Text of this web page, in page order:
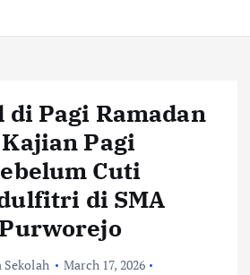
di Pagi Ramadan
Pagi
Cuti
di SMA
Sekolah
March 17, 2026